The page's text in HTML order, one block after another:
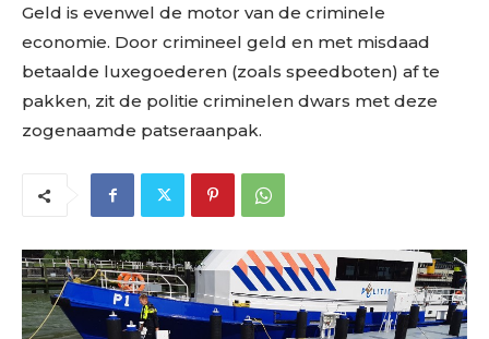
Geld is evenwel de motor van de criminele
economie. Door crimineel geld en met misdaad
betaalde luxegoederen (zoals speedboten) af te
pakken, zit de politie criminelen dwars met deze
zogenaamde patseraanpak.